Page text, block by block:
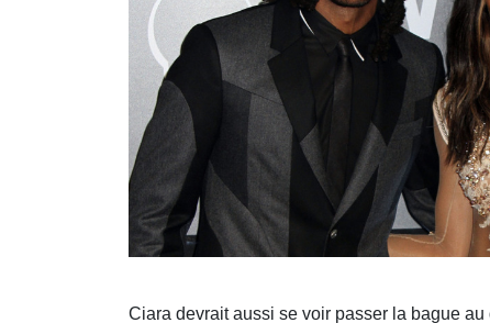
Ciara devrait aussi se voir passer la bague